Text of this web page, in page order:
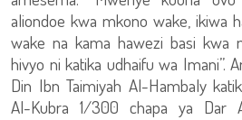
aliondoe kwa mkono wake, ikiwa
wake na kama hawezi basi kwa
hivyo ni katika udhaifu wa Imani”.
Din Ibn Taimiyah Al-Hambaly
Al-Kubra 1/300 chapa ya Dar